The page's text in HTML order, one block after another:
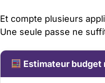
Et compte plusieurs
Une seule passe ne
Estimateur budget